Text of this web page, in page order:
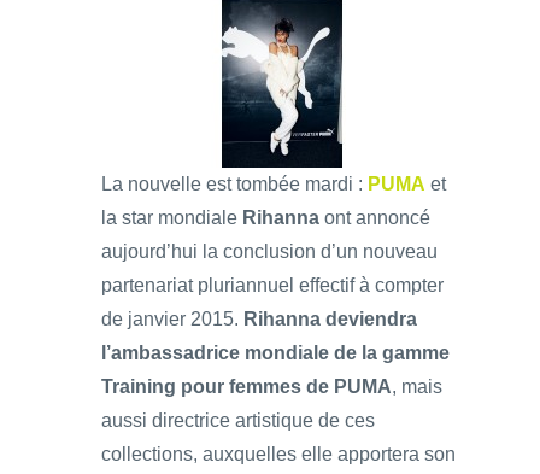
La nouvelle est tombée mardi : PUMA et
la star mondiale Rihanna ont annoncé
aujourd’hui la conclusion d’un nouveau
partenariat pluriannuel effectif à compter
de janvier 2015. Rihanna deviendra
l’ambassadrice mondiale de la gamme
Training pour femmes de PUMA, mais
aussi directrice artistique de ces
collections, auxquelles elle apportera son